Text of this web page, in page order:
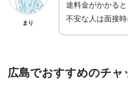
まり
途料金がかかる
不安な人は面接時
広島でおすすめのチャ